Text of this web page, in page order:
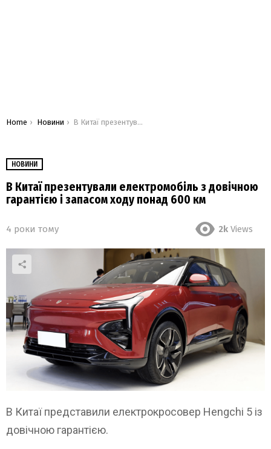
You are here:
Home Новини В Китаї презентували електромобіль з довічною гарантією і запасом ходу понад 600 км
НОВИНИ
В Китаї презентували електромобіль з довічною
гарантією і запасом ходу понад 600 км
4 роки тому 2k Views
В Китаї представили електрокросовер Hengchi 5 із
довічною гарантією.